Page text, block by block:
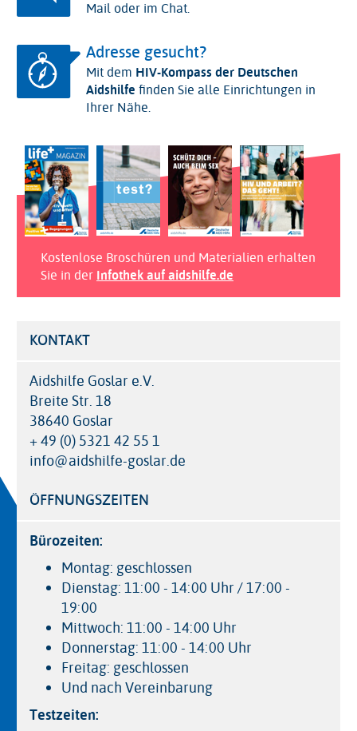
Mail oder im Chat.
Adresse gesucht?
Mit dem HIV-Kompass der Deutschen
Aidshilfe finden Sie alle Einrichtungen in
Ihrer Nähe.
Kostenlose Broschüren und Materialien erhalten
Sie in der Infothek auf aidshilfe.de
KONTAKT
Aidshilfe Goslar e.V.
Breite Str. 18
38640 Goslar
+ 49 (0) 5321 42 55 1
info@aidshilfe-goslar.de
ÖFFNUNGSZEITEN
Bürozeiten:
Montag: geschlossen
Dienstag: 11:00 - 14:00 Uhr / 17:00 -
19:00
Mittwoch: 11:00 - 14:00 Uhr
Donnerstag: 11:00 - 14:00 Uhr
Freitag: geschlossen
Und nach Vereinbarung
Testzeiten: